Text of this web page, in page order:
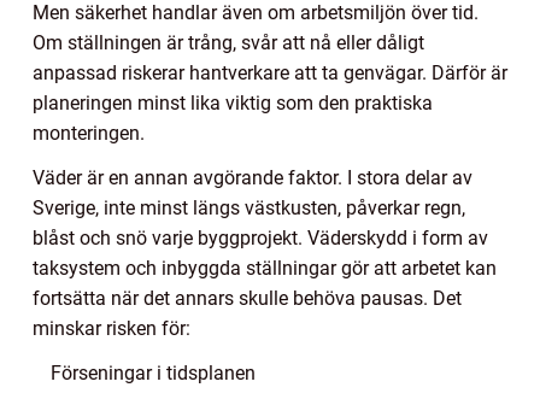
Men säkerhet handlar även om arbetsmiljön över tid.
Om ställningen är trång, svår att nå eller dåligt
anpassad riskerar hantverkare att ta genvägar. Därför är
planeringen minst lika viktig som den praktiska
monteringen.
Väder är en annan avgörande faktor. I stora delar av
Sverige, inte minst längs västkusten, påverkar regn,
blåst och snö varje byggprojekt. Väderskydd i form av
taksystem och inbyggda ställningar gör att arbetet kan
fortsätta när det annars skulle behöva pausas. Det
minskar risken för:
Förseningar i tidsplanen